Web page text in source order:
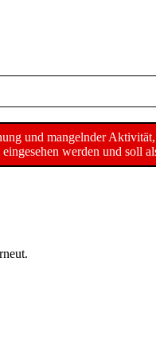
und mangelnder
werden und soll